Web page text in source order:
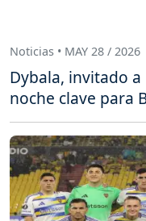
Noticias • MAY 28 / 2026
Dybala, invitado
noche clave para